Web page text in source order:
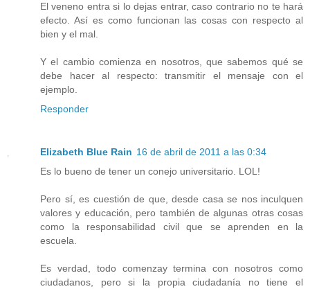
El veneno entra si lo dejas entrar, caso contrario no te hará
efecto. Así es como funcionan las cosas con respecto al
bien y el mal.
Y el cambio comienza en nosotros, que sabemos qué se
debe hacer al respecto: transmitir el mensaje con el
ejemplo.
Responder
Elizabeth Blue Rain 16 de abril de 2011 a las 0:34
Es lo bueno de tener un conejo universitario. LOL!
Pero sí, es cuestión de que, desde casa se nos inculquen
valores y educación, pero también de algunas otras cosas
como la responsabilidad civil que se aprenden en la
escuela.
Es verdad, todo comenzay termina con nosotros como
ciudadanos, pero si la propia ciudadanía no tiene el